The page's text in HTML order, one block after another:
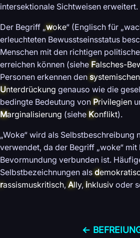
intersektionale Sichtweisen erweitert.
Der Begriff „woke“ (Englisch für
erleuchteten Bewusstseinsstatus
Menschen mit den richtigen
erreichen können (siehe Falsches-
Personen erkennen den systemischen
Unterdrückung genauso wie die
bedingte Bedeutung von Privilegien
Marginalisierung (siehe Konflikt).
„Woke“ wird als Selbstbeschreibung
verwendet, da der Begriff „woke“ mit
Bevormundung verbunden ist.
Selbstbezeichnungen als d
rassismuskritisch, Ally, inklusiv oder
←